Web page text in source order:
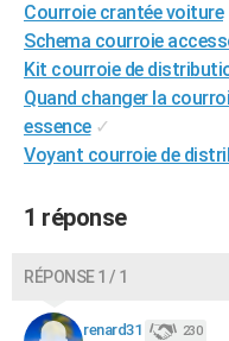
BONS PLANS
CARTE DE VOEUX
Carte de Noël
Carte Bonne année
Carte Saint-Valentin
Carte Pâques
Carte d'anniversaire
DICTIONNAIRE
Dictionnaire
Biographies
Citations
Expressions
Proverbes
COPAINS D'AVANT
S'inscrire
Se connecter
Lycées
Collèges
Primaires
Universités
Entreprises
Service militaire
Avis de recherche
AVIS DE DÉCÈS
FORUM
Courroie crantée voiture
Schema courroie
Kit courroie de
Quand changer la
essence ✓
Voyant courroie de
1 réponse
RÉPONSE 1 / 1
renard31 230